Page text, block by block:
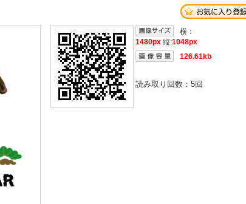
横：
1480px 縦:1048px
126.61kb
読み取り回数： 5回